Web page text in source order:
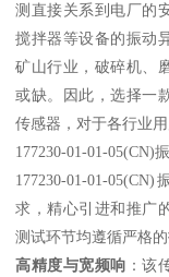
测直接关系到电厂的
搅拌器等设备的振动
矿山行业，破碎机、
或缺。因此，选择一
传感器，对于各行业用
177230-01-01-05(CN)
177230-01-01-
求，精心引进和推广
测试环节均遵循严格
高精度与宽频响 ：该